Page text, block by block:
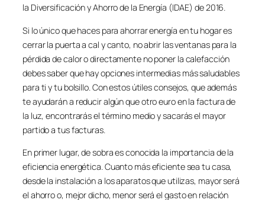
la Diversificación y Ahorro de la Energía (IDAE) de 2016.
Si lo único que haces para ahorrar energía en tu hogar es
cerrar la puerta a cal y canto, no abrir las ventanas para la
pérdida de calor o directamente no poner la calefacción
debes saber que hay opciones intermedias más saludables
para ti y tu bolsillo. Con estos útiles consejos, que además
te ayudarán a reducir algún que otro euro en la factura de
la luz, encontrarás el término medio y sacarás el mayor
partido a tus facturas.
En primer lugar, de sobra es conocida la importancia de la
eficiencia energética. Cuanto más eficiente sea tu casa,
desde la instalación a los aparatos que utilizas, mayor será
el ahorro o, mejor dicho, menor será el gasto en relación